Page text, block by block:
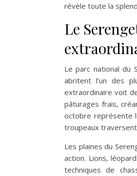
révèle toute la
Le
Le parc national du
abritent l’un des
extraordinaire voit
pâturages frais,
octobre représente
troupeaux
Les plaines du
action. Lions,
techniques de